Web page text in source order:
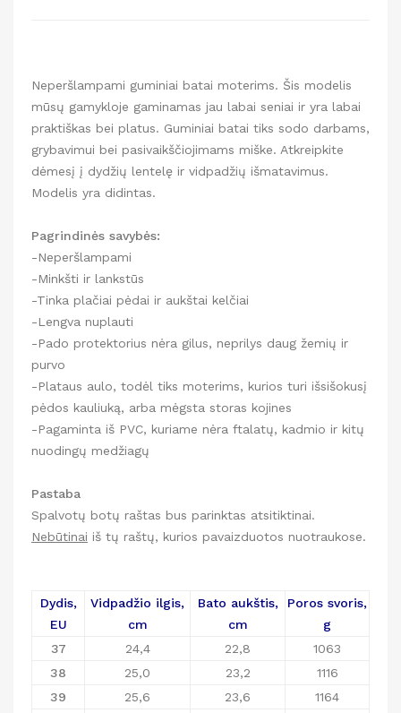
Neperšlampami guminiai batai moterims. Šis modelis
mūsų gamykloje gaminamas jau labai seniai ir yra labai
praktiškas bei platus. Guminiai batai tiks sodo darbams,
grybavimui bei pasivaikščiojimams miške. Atkreipkite
dėmesį į dydžių lentelę ir vidpadžių išmatavimus.
Modelis yra didintas.
Pagrindinės savybės:
-Neperšlampami
-Minkšti ir lankstūs
-Tinka plačiai pėdai ir aukštai kelčiai
-Lengva nuplauti
-Pado protektorius nėra gilus, neprilys daug žemių ir
purvo
-Plataus aulo, todėl tiks moterims, kurios turi išsišokusį
pėdos kauliuką, arba mėgsta storas kojines
-Pagaminta iš PVC, kuriame nėra ftalatų, kadmio ir kitų
nuodingų medžiagų
Pastaba
Spalvotų botų raštas bus parinktas atsitiktinai.
Nebūtinai iš tų raštų, kurios pavaizduotos nuotraukose.
Dydis,
EU
Vidpadžio ilgis,
cm
Bato aukštis,
cm
Poros svoris,
g
37
24,4 22,8
1063
38
25,0 23,2
1116
39
25,6 23,6
1164